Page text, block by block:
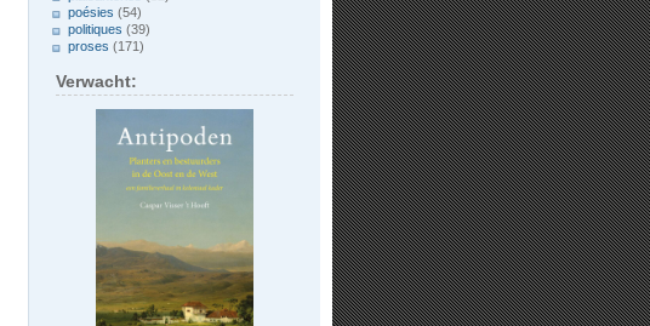
poésies (54)
politiques (39)
proses (171)
Verwacht: